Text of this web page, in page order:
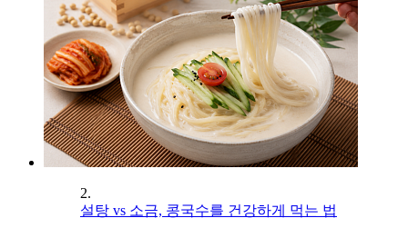
2.
설탕 vs 소금, 콩국수를 건강하게 먹는 법